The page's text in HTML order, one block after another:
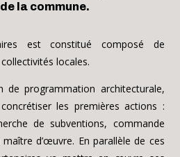
la commune.
est constitué composé de
locales.
de programmation architecturale,
les premières actions :
de subventions, commande
d’œuvre. En parallèle de ces